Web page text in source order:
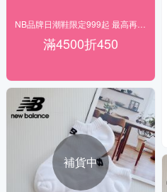
滿4500折450
補貨中